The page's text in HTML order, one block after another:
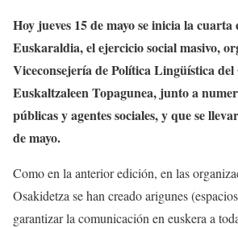
Hoy jueves 15 de mayo se inicia la cuarta
Euskaraldia, el ejercicio social masivo,
Viceconsejería de Política Lingüística
Euskaltzaleen Topagunea, junto a
públicas y agentes sociales, y que se
de mayo.
Como en la anterior edición, en las
Osakidetza se han creado arigunes
garantizar la comunicación en euskera a